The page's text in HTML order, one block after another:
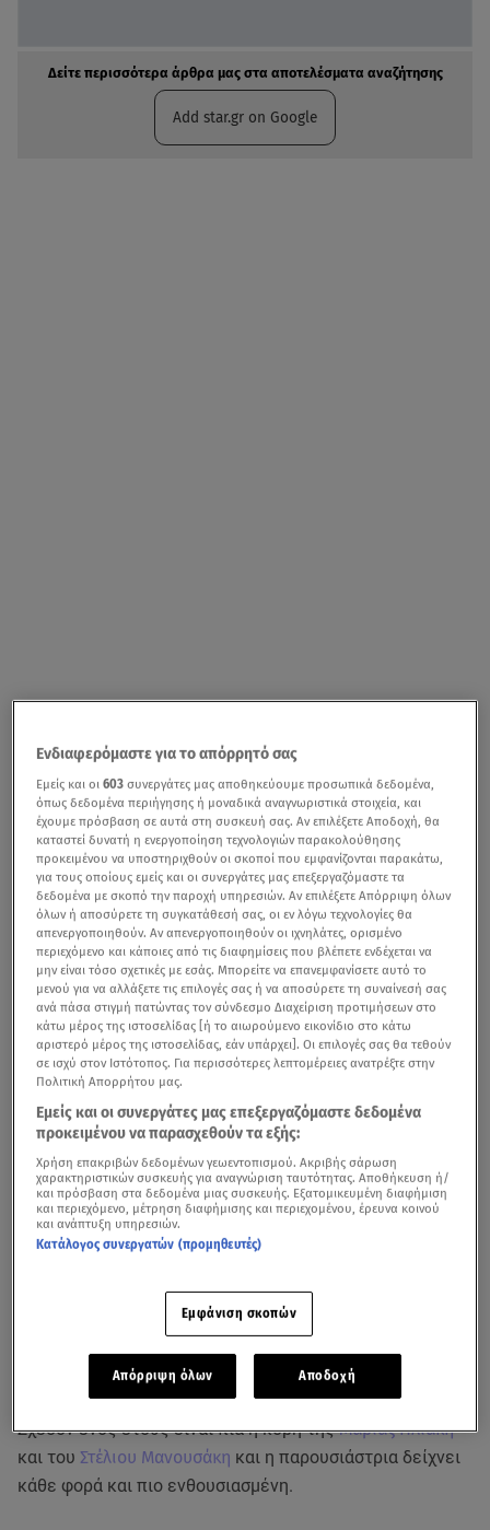
Δείτε περισσότερα άρθρα μας στα αποτελέσματα αναζήτησης
Add star.gr on Google
Σχεδόν ενός έτους είναι πια η κόρη τηςΜαρίας Ηλιάκη
και του Στέλιου Μανουσάκη και η παρουσιάστρια δείχνει
κάθε φορά και πιο ενθουσιασμένη.
Ενδιαφερόμαστε για το απόρρητό σας
Εμείς και οι603 συνεργάτες μας αποθηκεύουμε προσωπικά δεδομένα,
όπως δεδομένα περιήγησης ή μοναδικά αναγνωριστικά στοιχεία, και
έχουμε πρόσβαση σε αυτά στη συσκευή σας. Αν επιλέξετε Αποδοχή, θα
καταστεί δυνατή η ενεργοποίηση τεχνολογιών παρακολούθησης
προκειμένου να υποστηριχθούν οι σκοποί που εμφανίζονται παρακάτω,
για τους οποίους εμείς και οι συνεργάτες μας επεξεργαζόμαστε τα
δεδομένα με σκοπό την παροχή υπηρεσιών. Αν επιλέξετε Απόρριψη όλων
όλων ή αποσύρετε τη συγκατάθεσή σας, οι εν λόγω τεχνολογίες θα
απενεργοποιηθούν. Αν απενεργοποιηθούν οι ιχνηλάτες, ορισμένο
περιεχόμενο και κάποιες από τις διαφημίσεις που βλέπετε ενδέχεται να
μην είναι τόσο σχετικές με εσάς. Μπορείτε να επανεμφανίσετε αυτό το
μενού για να αλλάξετε τις επιλογές σας ή να αποσύρετε τη συναίνεσή σας
ανά πάσα στιγμή πατώντας τον σύνδεσμο Διαχείριση προτιμήσεων στο
κάτω μέρος της ιστοσελίδας [ή το αιωρούμενο εικονίδιο στο κάτω
αριστερό μέρος της ιστοσελίδας, εάν υπάρχει]. Οι επιλογές σας θα τεθούν
σε ισχύ στον Ιστότοπος. Για περισσότερες λεπτομέρειες ανατρέξτε στην
Πολιτική Απορρήτου μας.
Εμείς και οι συνεργάτες μας επεξεργαζόμαστε δεδομένα
προκειμένου να παρασχεθούν τα εξής:
Χρήση επακριβών δεδομένων γεωεντοπισμού. Ακριβής σάρωση
χαρακτηριστικών συσκευής για αναγνώριση ταυτότητας. Αποθήκευση ή/
και πρόσβαση στα δεδομένα μιας συσκευής. Εξατομικευμένη διαφήμιση
και περιεχόμενο, μέτρηση διαφήμισης και περιεχομένου, έρευνα κοινού
και ανάπτυξη υπηρεσιών.
Κατάλογος συνεργατών (προμηθευτές)
Εμφάνιση σκοπών
Απόρριψη όλων Αποδοχή